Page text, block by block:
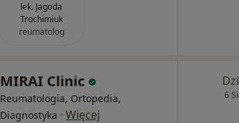
lek. Jagoda
Trochimiuk
reumatolog
MIRAI Clinic
Reumatologia, Ortopedia,
Diagnostyka · Więcej
6